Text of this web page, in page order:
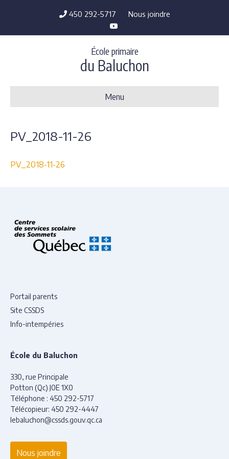
450 292-5717
Nous joindre
Y
o
u
u
e
École primaire
du Baluchon
Menu
PV_2018-11-26
PV_2018-11-26
Portail parents
Site CSSDS
Info-intempéries
École du Baluchon
330, rue Principale
Potton (Qc) J0E 1X0
Téléphone : 450 292-5717
Télécopieur: 450 292-4447
lebaluchon@cssds.gouv.qc.ca
Nous joindre